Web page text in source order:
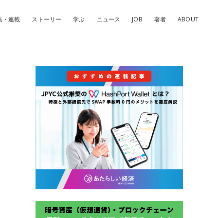
・連載 ストーリー 学ぶ ニュース JOB 著者 ABOUT